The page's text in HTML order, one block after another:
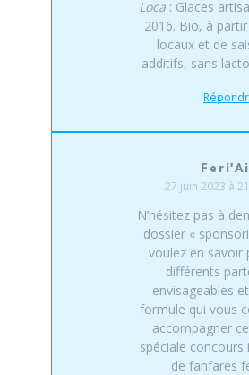
Loca: Glaces
2016. Bio, à
locaux et de
additifs, sans
27 juin 2023 à
N’hésitez pas à
dossier «
voulez en savoir
différents
envisageables
formule qui vous
accompagner
spéciale concours
de fanfares